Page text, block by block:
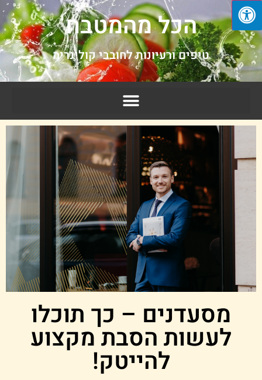
הכל מהמטבח
טיפים ורעיונות לחובבי קולינריה
מסעדנים – כך תוכלו
לעשות הסבת מקצוע
להייטק!